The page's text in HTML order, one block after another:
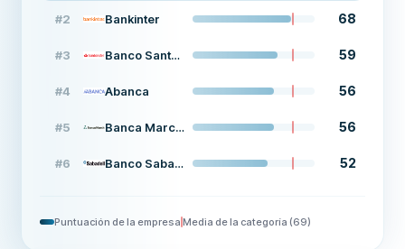
#2 Bankinter 68
#3 Banco Santander 59
#4 Abanca 56
#5 Banca March depósito 56
#6 Banco Sabadell 52
Puntuación de la empresa Media de la categoría (69)